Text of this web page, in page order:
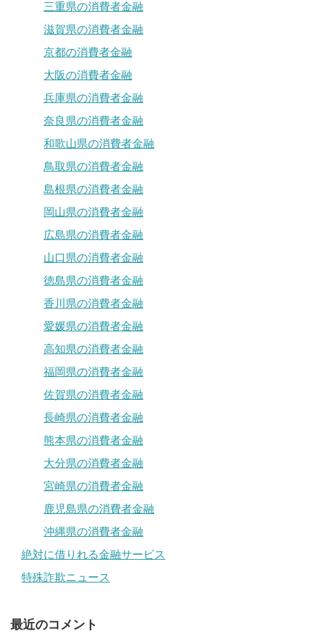
三重県の消費者金融
滋賀県の消費者金融
京都の消費者金融
大阪の消費者金融
兵庫県の消費者金融
奈良県の消費者金融
和歌山県の消費者金融
鳥取県の消費者金融
島根県の消費者金融
岡山県の消費者金融
広島県の消費者金融
山口県の消費者金融
徳島県の消費者金融
香川県の消費者金融
愛媛県の消費者金融
高知県の消費者金融
福岡県の消費者金融
佐賀県の消費者金融
長崎県の消費者金融
熊本県の消費者金融
大分県の消費者金融
宮崎県の消費者金融
鹿児島県の消費者金融
沖縄県の消費者金融
絶対に借りれる金融サービス
特殊詐欺ニュース
最近のコメント